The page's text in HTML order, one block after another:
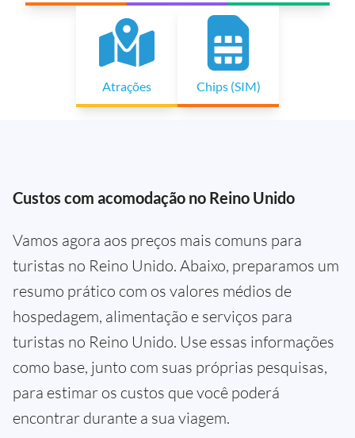
Atrações Chips (SIM)
Custos com acomodação no Reino Unido
Vamos agora aos preços mais comuns para
turistas no Reino Unido. Abaixo, preparamos um
resumo prático com os valores médios de
hospedagem, alimentação e serviços para
turistas no Reino Unido. Use essas informações
como base, junto com suas próprias pesquisas,
para estimar os custos que você poderá
encontrar durante a sua viagem.